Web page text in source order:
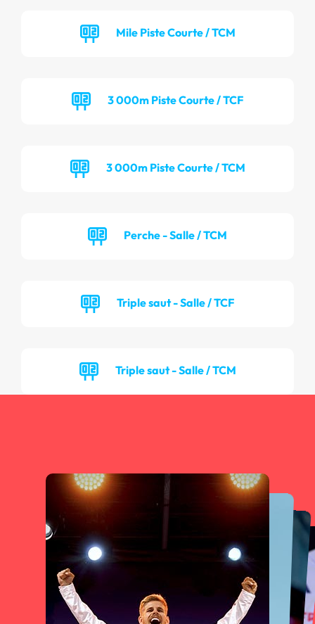
Mile Piste Courte / TCM
3 000m Piste Courte / TCF
3 000m Piste Courte / TCM
Perche - Salle / TCM
Triple saut - Salle / TCF
Triple saut - Salle / TCM